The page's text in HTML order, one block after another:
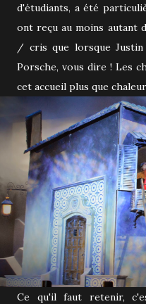
d'étudiants, a été
ont reçu au moins autant
/ cris que lorsque
Porsche, vous dire ! Les
cet accueil plus que
Ce qu'il faut retenir,